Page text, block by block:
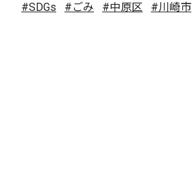
#SDGs #ごみ #中原区 #川崎市